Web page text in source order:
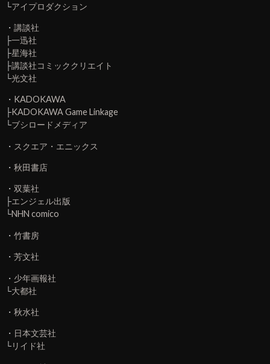
└アイプロダクション
・ 講談社
├一迅社
├星海社
├講談社コミッククリエイト
└光文社
・ KADOKAWA
├KADOKAWA Game Linkage
└ブシロードメディア
・ スクエア・エニックス
・ 秋田書店
・ 双葉社
├エンジェル出版
└NHN comico
・ 竹書房
・ 芳文社
・ 少年画報社
└大都社
・ 秋水社
・ 日本文芸社
└リイド社